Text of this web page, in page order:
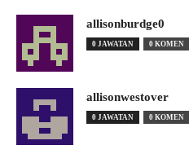
allisonburdge0
0 JAWATAN 0 KOMEN
allisonwestover
0 JAWATAN 0 KOMEN